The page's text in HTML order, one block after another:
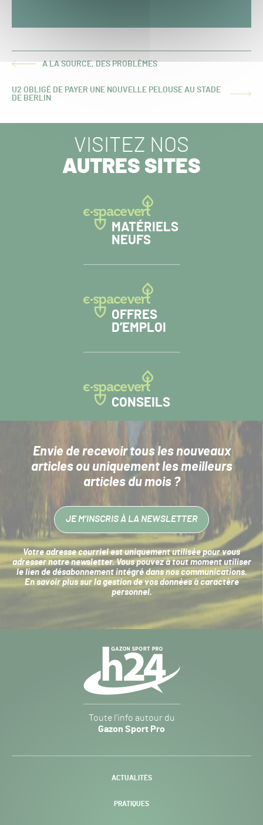
ARTICLEA LA SOURCE, DES PROBLÈMES
ARTICLE
U2 OBLIGÉ DE PAYER UNE NOUVELLE PELOUSE AU STADE
DE BERLIN
VISITEZ NOS
AUTRES SITES
MATÉRIELS
NEUFS
OFFRES
D’EMPLOI
CONSEILS
Envie de recevoir tous les nouveaux
articlesou uniquement les meilleurs
articles du mois ?
JE M’INSCRIS À LA NEWSLETTER
Votre adresse courriel est uniquement utilisée pour vous
adresser notre newsletter. Vous pouvez à tout moment utiliser
le lien de désabonnement intégré dans nos communications.
En savoir plus sur la gestion de vos données à caractère
personnel.
Sport
Pro
-
Toute l’info autour du
Gazon Sport Pro
ACTUALITÉS
PRATIQUES